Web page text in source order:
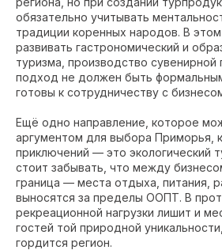
обязательно учитывать
традиции коренных народов. В
развивать гастрономический и
туризма, производство сувенирной
подход не должен быть
готовы к сотрудничеству с
Ещё одно направление, которое
аргументом для выбора Приморья,
приключений — это экологический
стоит забывать, что между
граница — места отдыха, питания,
выносятся за пределы ООПТ. В
рекреационной нагрузки лишит и
гостей той природной
гордится регион.